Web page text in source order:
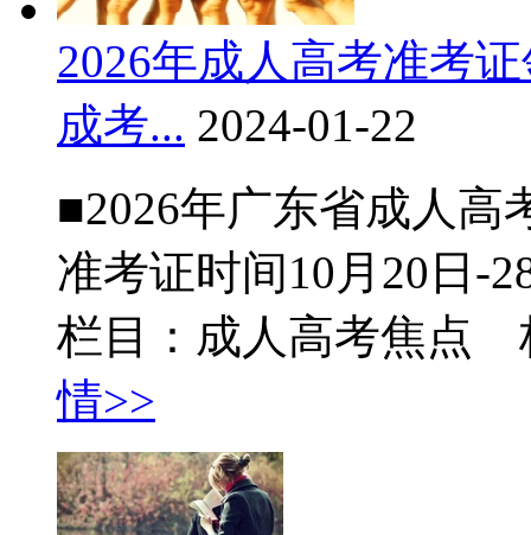
2026年成人高考准考
成考... 2024-01-22
■2026年广东省成人高
准考证时间10月20日-
栏目：成人高考焦点
情>>